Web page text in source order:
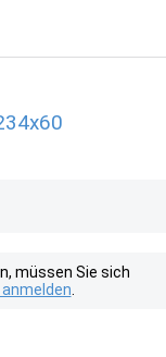
müssen Sie sich